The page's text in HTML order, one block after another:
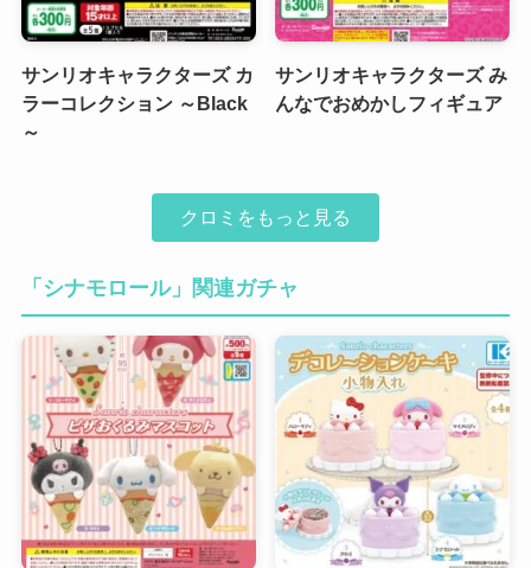
サンリオキャラクターズ カ
ラーコレクション ～Black
～
サンリオキャラクターズ み
んなでおめかしフィギュア
クロミをもっと見る
「シナモロール」関連ガチャ